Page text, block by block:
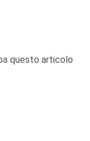
questo articolo